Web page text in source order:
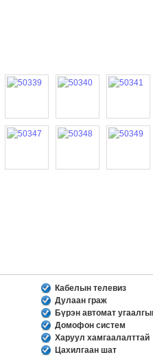
Кабелын телевиз
Дулаан граж
Бүрэн автомат
Домофон систем
Харуул хамгаалалттай
Цахилгаан шат